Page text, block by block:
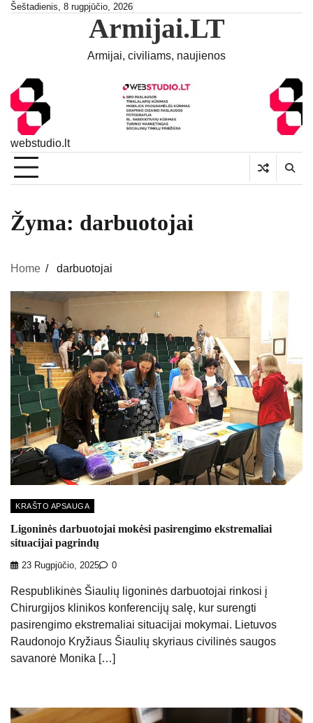
SkipŠeštadienis, 8 rugpjūčio, 2026
Armijai.LT
Armijai, civiliams, naujienos
webstudio.lt
Žyma: darbuotojai
Home darbuotojai
KRAŠTO APSAUGA
Ligoninės darbuotojai mokėsi pasirengimo ekstremaliai
situacijai pagrindų
23 Rugpjūčio, 2025 0
Respublikinės Šiaulių ligoninės darbuotojai rinkosi į
Chirurgijos klinikos konferencijų salę, kur surengti
pasirengimo ekstremaliai situacijai mokymai. Lietuvos
Raudonojo Kryžiaus Šiaulių skyriaus civilinės saugos
savanorė Monika […]